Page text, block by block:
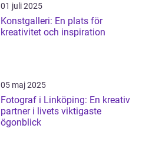
01 juli 2025
Konstgalleri: En plats för
kreativitet och inspiration
05 maj 2025
Fotograf i Linköping: En kreativ
partner i livets viktigaste
ögonblick